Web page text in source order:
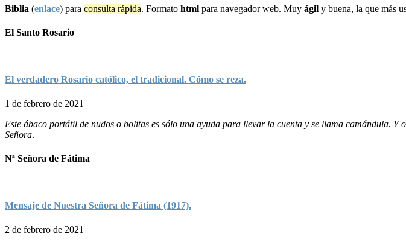
Biblia (enlace) para consulta rápida. Formato html para navegador web. Muy ágil y buena, la que más
El Santo Rosario
El verdadero Rosario católico, el tradicional. Cómo se reza.
1 de febrero de 2021
Este ábaco portátil de nudos o bolitas es sólo una ayuda para llevar la cuenta y se llama camándula.
Señora.
Nª Señora de Fátima
Mensaje de Nuestra Señora de Fátima (1917).
2 de febrero de 2021